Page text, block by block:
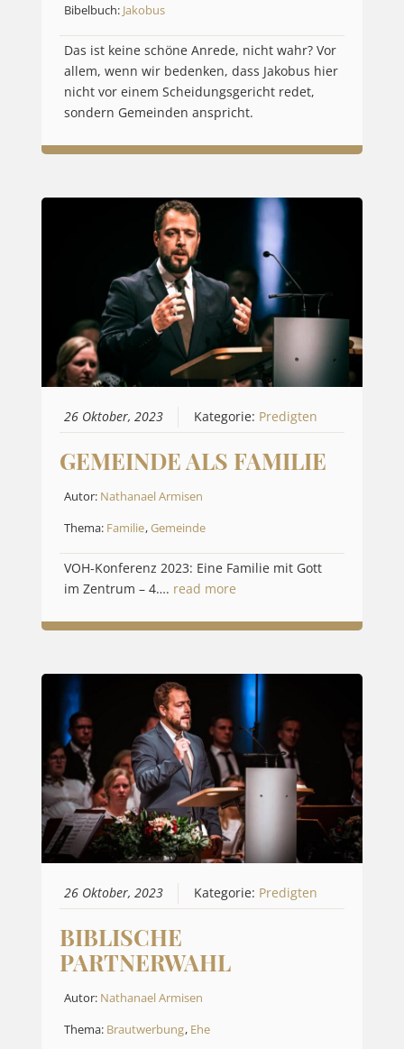
Bibelbuch: Jakobus
Das ist keine schöne Anrede, nicht wahr? Vor
allem, wenn wir bedenken, dass Jakobus hier
nicht vor einem Scheidungsgericht redet,
sondern Gemeinden anspricht.
26 Oktober, 2023 Kategorie: Predigten
GEMEINDE ALS FAMILIE
Autor: Nathanael Armisen
Thema: Familie,Gemeinde
VOH-Konferenz 2023: Eine Familie mit Gott
im Zentrum – 4…. read more
26 Oktober, 2023 Kategorie: Predigten
BIBLISCHE
PARTNERWAHL
Autor: Nathanael Armisen
Thema: Brautwerbung, Ehe